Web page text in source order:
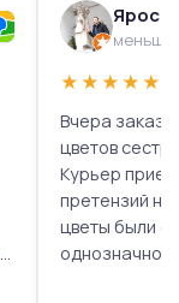
меньше
★★★★★
Вчера
цветов
Курьер
претензий
цветы были
однозначно.